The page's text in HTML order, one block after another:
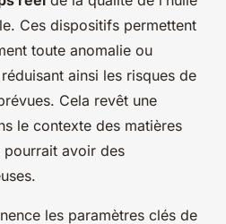
Ces dispositifs permettent
toute anomalie ou
ainsi les risques de
Cela revêt une
le contexte des matières
pourrait avoir des
les paramètres clés de